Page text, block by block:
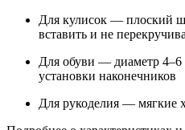
Для кулисок — плоский
вставить и не
Для обуви — диаметр
установки наконечников
Для рукоделия — мягкие